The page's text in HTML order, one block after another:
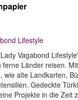
Lifestyle
Vagabond
ferne Länder reisen. Mit
wie alte Landkarten,
Gedeckte
Projekte in die Zeit